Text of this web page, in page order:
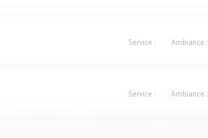
Service : Ambiance :
Service : Ambiance :